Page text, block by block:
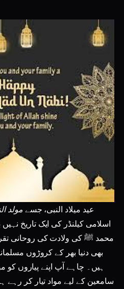
عید میلاد النبی، جسے مولد
اسلامی کیلنڈر کی ایک تاریخ
محمد ﷺ کی ولادت کی روحانی
بھی دنیا بھر کے کروڑوں
ہیں۔ چاہے آپ اپنے پیاروں کو
سامعین کے لیے مواد تیار کر رہے